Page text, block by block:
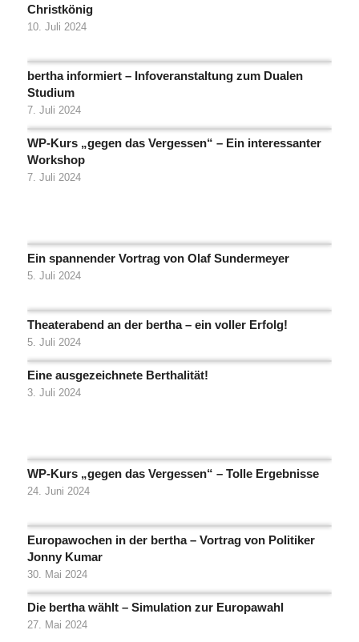
Christkönig
10. Juli 2024
bertha informiert – Infoveranstaltung zum Dualen
Studium
7. Juli 2024
WP-Kurs „gegen das Vergessen“ – Ein interessanter
Workshop
7. Juli 2024
Ein spannender Vortrag von Olaf Sundermeyer
5. Juli 2024
Theaterabend an der bertha – ein voller Erfolg!
5. Juli 2024
Eine ausgezeichnete Berthalität!
3. Juli 2024
WP-Kurs „gegen das Vergessen“ – Tolle Ergebnisse
24. Juni 2024
Europawochen in der bertha – Vortrag von Politiker
Jonny Kumar
30. Mai 2024
Die bertha wählt – Simulation zur Europawahl
27. Mai 2024